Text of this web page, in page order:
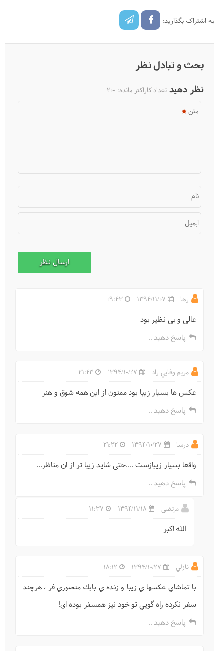
به اشتراک بگذارید:
بحث و تبادل نظر
نظر دهید تعداد کاراکتر مانده: 300
متن
نام
ایمیل
رها 1394/11/07
09:43
عالی و بی نظیر بود
پاسخ دهید...
مريم وفايي راد 1394/10/27
21:43
عكس ها بسيار زيبا بود ممنون از اين همه شوق و هنر
پاسخ دهید...
درسا 1394/10/27
21:22
واقعا بسيار زيبازست ....حتى شايد زيبا تر از ان مناظر...
پاسخ دهید...
مرتضی 1394/11/18
11:37
الله اکبر
نازلي 1394/10/27
18:12
با تماشاي عكسها ي زيبا و زنده ي بابك منصوري فر ، هرچند
سفر نكرده راه گويي تو خود نيز همسفر بوده اي!
پاسخ دهید...